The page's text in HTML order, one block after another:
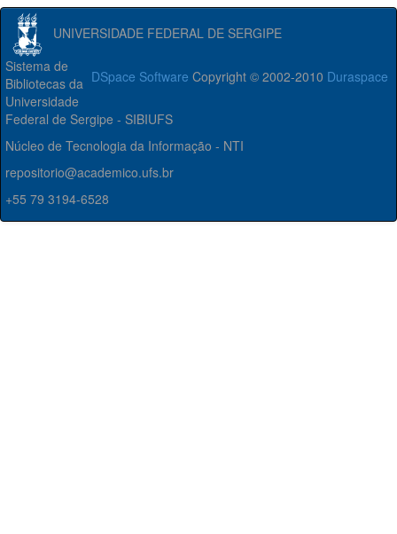
UNIVERSIDADE FEDERAL DE SERGIPE
DSpace Software Copyright © 2002-2010 Duraspace
Sistema de
Bibliotecas da
Universidade
Federal de Sergipe - SIBIUFS
Núcleo de Tecnologia da Informação - NTI
repositorio@academico.ufs.br
+55 79 3194-6528